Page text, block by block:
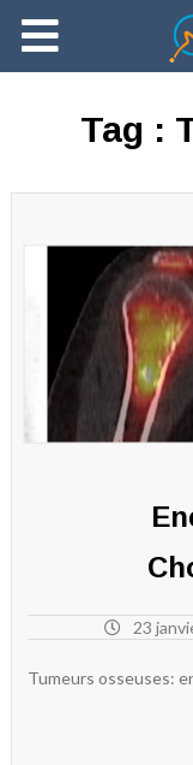
Ajouter du
Tag :
23
Tumeurs osseuses: